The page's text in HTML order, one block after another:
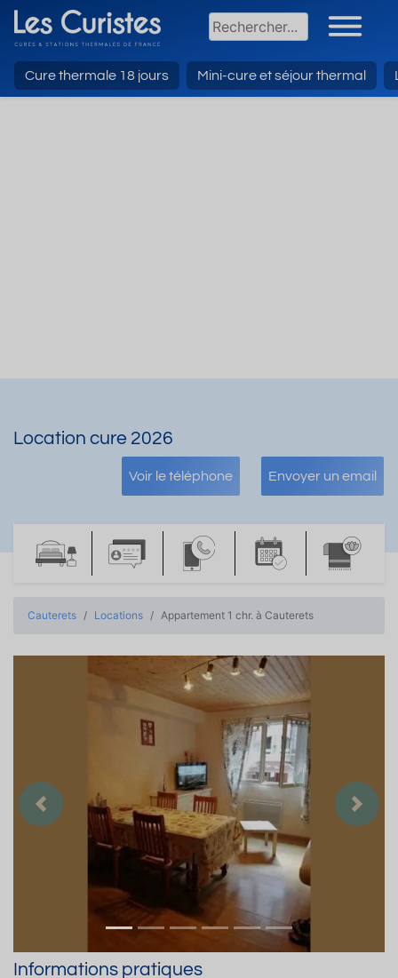
Cure thermale 18 jours Mini-cure et séjour thermal
Location cure 2026
Voir le téléphone Envoyer un email
Cauterets Locations Appartement 1 chr. à Cauterets
Précedent
Informations pratiques